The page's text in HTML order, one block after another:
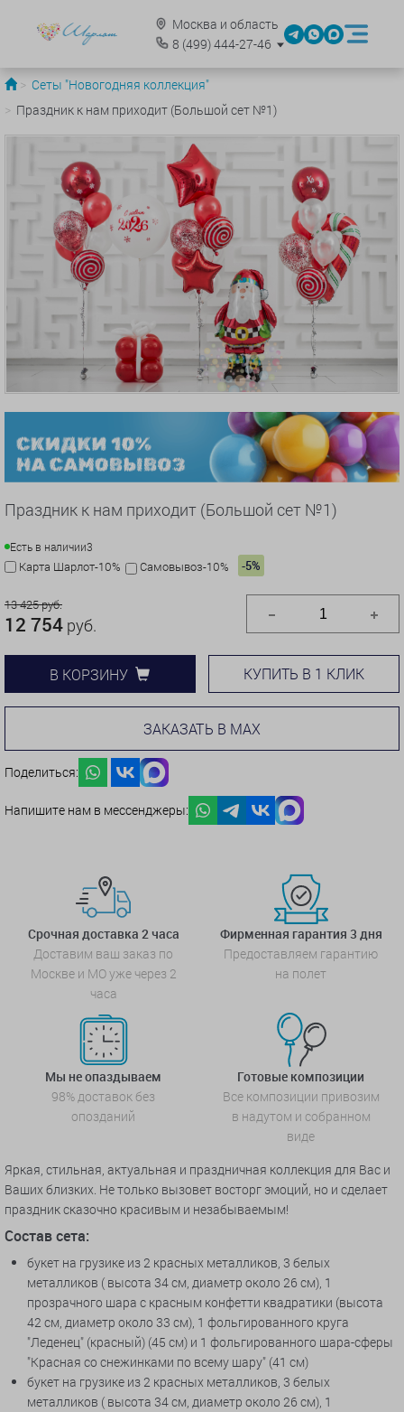
Москва и область
8 (499)444-27-46
Сеты "Новогодняя коллекция"
Праздник к нам приходит (Большой сет №1)
Праздник к нам приходит (Большой сет №1)
Есть в наличии3
Карта Шарлот-10% Самовывоз-10% -5%
13 425 руб.
12 754 руб.
В КОРЗИНУ КУПИТЬ В 1 КЛИК
ЗАКАЗАТЬ В MAX
Поделиться:
Напишите нам в мессенджеры:
Срочная доставка 2 часа
Доставим ваш заказ по
Москве и МО уже через 2
часа
Фирменная гарантия 3 дня
Предоставляем гарантию
на полет
Мы не опаздываем
98% доставок без
опозданий
Готовые композиции
Все композиции привозим
в надутом и собранном
виде
Яркая, стильная, актуальная и праздничная коллекция для Вас и
Ваших близких. Не только вызовет восторг эмоций, но и сделает
праздник сказочно красивым и незабываемым!
Состав сета:
букет на грузике из 2 красных металликов, 3 белых
металликов ( высота 34 см, диаметр около 26 см), 1
прозрачного шара с красным конфетти квадратики (высота
42 см, диаметр около 33 см), 1 фольгированного круга
"Леденец" (красный) (45 см) и 1 фольгированного шара-сферы
"Красная со снежинками по всему шару" (41 см)
букет на грузике из 2 красных металликов, 3 белых
металликов ( высота 34 см, диаметр около 26 см), 1